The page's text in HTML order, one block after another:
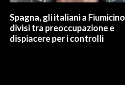
Spagna, gli italiani a Fiumicino
divisi tra preoccupazione e
dispiacere per i controlli